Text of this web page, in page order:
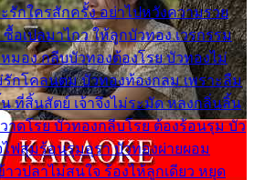
รักใครสักครั้ง อย่าไปหวังความรวย
อเปลมาไกว ให้ลูกบัวทอง เวรกรรม
มอง กลีบบัวทองต้องโรย บัวทองไม่
รักโคลนตม บัวทองท้องกลม เพราะลืม
ที่สิ้นสัตย์ เจ้าจึงไม่ระมัด หลงกลิ่นลิ้น
าดโรย บัวทองกลีบโรย ต้องร้อนรุม บัว
ฟสุมร้อนรุมอุรา บัวทองผ่ายผอม
วปลาไม่สนใจ ร้องไห้ลูกเดียว หยุด